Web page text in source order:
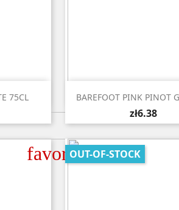
75CL  Quick view
BAREFOOT PINK PINOT
zł6.38
favorite_border
OUT-OF-STOCK